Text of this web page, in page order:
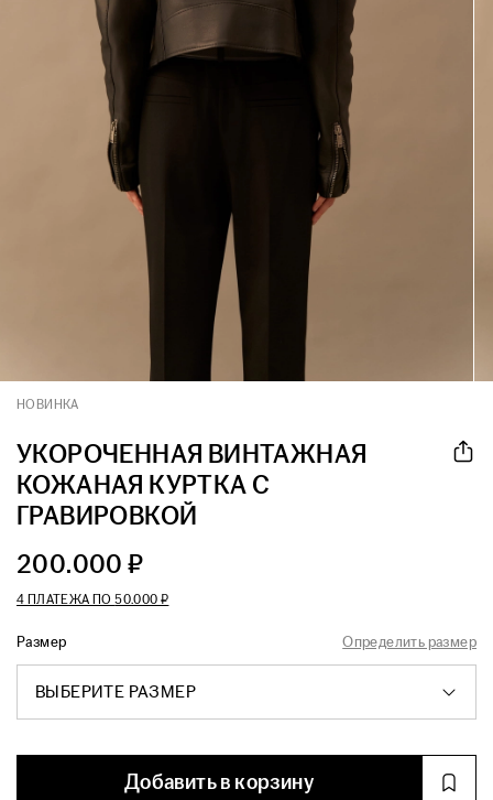
НОВИНКА
УКОРОЧЕННАЯ ВИНТАЖНАЯ
КОЖАНАЯ КУРТКА С
ГРАВИРОВКОЙ
200.000 ₽
4 ПЛАТЕЖА ПО50.000 ₽
Размер Определить размер
ВЫБЕРИТЕ РАЗМЕР
Добавить в корзину